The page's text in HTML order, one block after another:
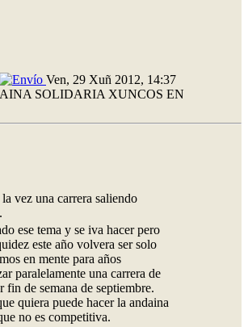
Ven, 29 Xuñ 2012, 14:37
SOLIDARIA XUNCOS EN
vez una carrera saliendo
ese tema y se iva hacer pero
este año volvera ser solo
en mente para años
paralelamente una carrera de
fin de semana de septiembre.
quiera puede hacer la andaina
no es competitiva.